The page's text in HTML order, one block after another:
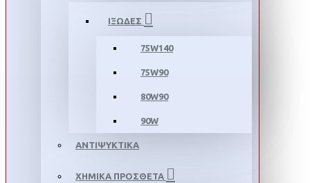
ΙΞΩΔΕΣ
75W140
75W90
80W90
90W
ΑΝΤΙΨΥΚΤΙΚΑ
ΧΗΜΙΚΑ ΠΡΟΣΘΕΤΑ